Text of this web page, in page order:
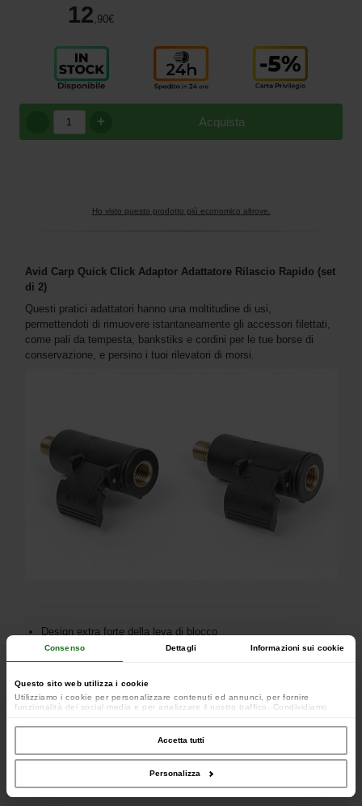
Consenso Dettagli Informazioni sui cookie
Questo sito web utilizza i cookie
Utilizziamo i cookie per personalizzare contenuti ed annunci, per fornire
funzionalità dei social media e per analizzare il nostro traffico. Condividiamo
occupano di analisi dei dati web, pubblicità e social media, i quali potrebbero
combinarle con altre informazioni che hai fornito loro o che hanno raccolto dal
Accetta tutti
Personalizza
12 ,90€
Acquista
+
Ho visto questo prodotto più economico altrove.
Avid Carp Quick Click Adaptor Adattatore Rilascio Rapido (set
di 2)
Questi pratici adattatori hanno una moltitudine di usi,
permettendoti di rimuovere istantaneamente gli accessori filettati,
come pali da tempesta, bankstiks e cordini per le tue borse di
conservazione, e persino i tuoi rilevatori di morsi.
Design extra forte della leva di blocco
Filettatura robusta
Ideale per pali da tempesta, picchetti e corde per borse di
conservazione
Fornito in set di 2.